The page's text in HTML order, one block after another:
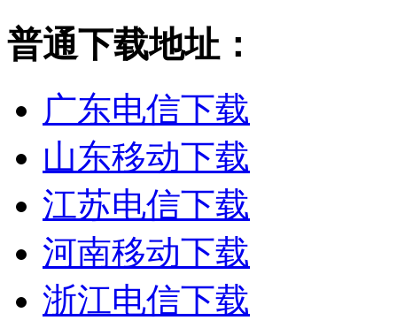
普通下载地址：
广东电信下载
山东移动下载
江苏电信下载
河南移动下载
浙江电信下载